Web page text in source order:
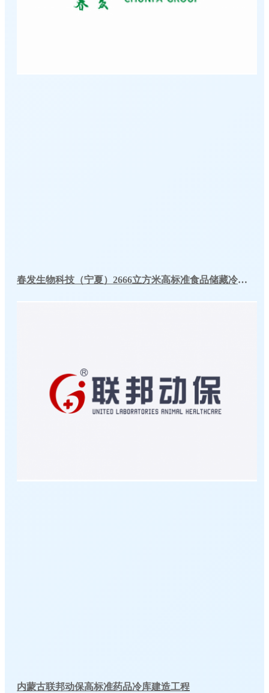
春发生物科技（宁夏）2666立方米高标准食品储藏冷库工程案例
内蒙古联邦动保高标准药品冷库建造工程